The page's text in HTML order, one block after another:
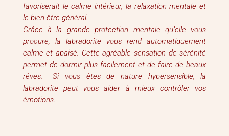
favoriserait le calme intérieur, la relaxation mentale et
le bien-être général.
Grâce à la grande protection mentale qu’elle vous
procure, la labradorite vous rend automatiquement
calme et apaisé. Cette agréable sensation de sérénité
permet de dormir plus facilement et de faire de beaux
rêves. Si vous êtes de nature hypersensible, la
labradorite peut vous aider à mieux contrôler vos
émotions.